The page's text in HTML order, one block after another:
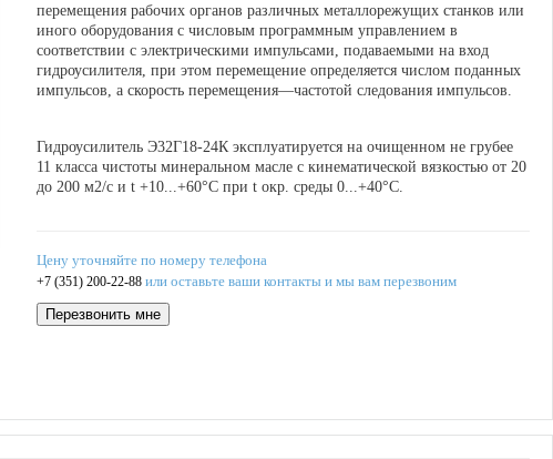
перемещения рабочих органов различных металлорежущих станков или
иного оборудования с числовым программным управлением в
соответствии с электрическими импульсами, подаваемыми на вход
гидроусилителя, при этом перемещение определяется числом поданных
импульсов, а скорость перемещения—частотой следования импульсов.
Гидроусилитель Э32Г18-24К эксплуатируется на очищенном не грубее
11 класса чистоты минеральном масле с кинематической вязкостью от 20
до 200 м2/с и t +10...+60°С при t окр. среды 0...+40°С.
Цену уточняйте по номеру телефона
+7 (351) 200-22-88 или оставьте ваши контакты и мы вам перезвоним
Перезвонить мне